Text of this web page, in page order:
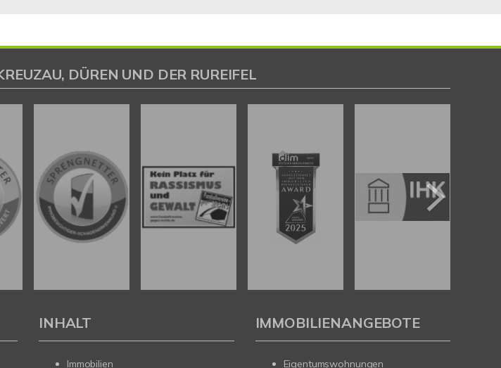
DÜREN UND DER RUREIFEL
INHALT
Immobilien
IMMOBILIENANGEBOTE
Eigentumswohnungen